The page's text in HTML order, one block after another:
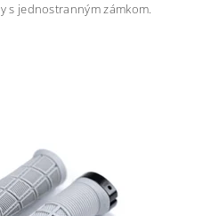
s jednostranným zámkom.